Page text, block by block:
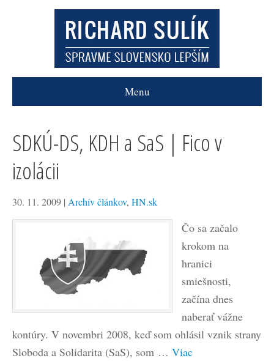
Menu
SDKÚ-DS, KDH a SaS | Fico v
izolácii
30. 11. 2009 | Archív článkov, HN.sk
Čo sa začalo
krokom na
hranici
smiešnosti,
začína dnes
naberať vážne
kontúry. V novembri 2008, keď som ohlásil vznik strany
Sloboda a Solidarita (SaS), som … Viac